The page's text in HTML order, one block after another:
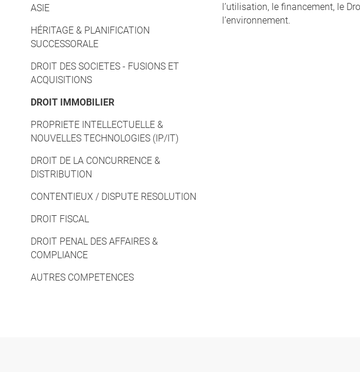
ASIE
HÉRITAGE & PLANIFICATION
SUCCESSORALE
DROIT DES SOCIETES - FUSIONS ET
ACQUISITIONS
DROIT IMMOBILIER
PROPRIETE INTELLECTUELLE &
NOUVELLES TECHNOLOGIES (IP/IT)
DROIT DE LA CONCURRENCE &
DISTRIBUTION
CONTENTIEUX / DISPUTE RESOLUTION
DROIT FISCAL
DROIT PENAL DES AFFAIRES &
COMPLIANCE
AUTRES COMPETENCES
l’utilisation, le financement, le
l’environnement.